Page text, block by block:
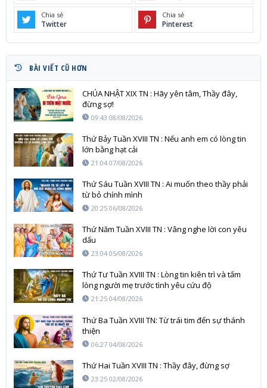
Chia sẻ
Twitter
Chia sẻ
Pinterest
BÀI VIẾT CŨ HƠN
CHÚA NHẬT XIX TN : Hãy yên tâm, Thầy đây,
đừng sợ!
09:43 08/08/2026
Thứ Bảy Tuần XVIII TN : Nếu anh em có lòng tin
lớn bằng hạt cải
21:04 07/08/2026
Thứ Sáu Tuần XVIII TN : Ai muốn theo thầy phải
từ bỏ chính mình
20:25 06/08/2026
Thứ Năm Tuần XVIII TN : Vâng nghe lời con yêu
dấu
23:04 05/08/2026
Thứ Tư Tuần XVIII TN : Lòng tin kiên trì và tấm
lòng người mẹ trước tình yêu cứu độ
21:25 04/08/2026
Thứ Ba Tuần XVIII TN: Từ trái tim đến sự thánh
thiện
06:27 04/08/2026
Thứ Hai Tuần XVIII TN : Thầy đây, đừng sợ
23:25 02/08/2026